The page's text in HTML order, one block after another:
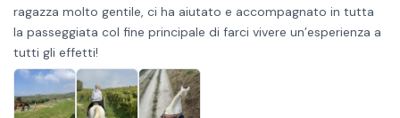
ragazza molto gentile, ci ha aiutato e accompagnato in tutta
la passeggiata col fine principale di farci vivere un’esperienza a
tutti gli effetti!